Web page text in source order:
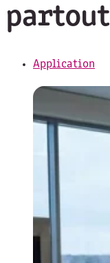
partout
Application